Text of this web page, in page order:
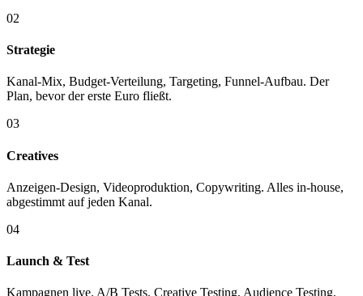
02
Strategie
Kanal-Mix, Budget-Verteilung, Targeting, Funnel-Aufbau. Der
Plan, bevor der erste Euro fließt.
03
Creatives
Anzeigen-Design, Videoproduktion, Copywriting. Alles in-house,
abgestimmt auf jeden Kanal.
04
Launch & Test
Kampagnen live. A/B Tests, Creative Testing, Audience Testing.